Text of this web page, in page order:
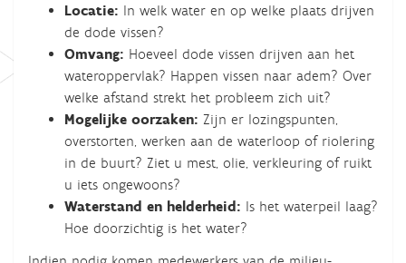
Locatie: In welk water en op welke plaats drijven
de dode vissen?
Omvang: Hoeveel dode vissen drijven aan het
wateroppervlak? Happen vissen naar adem? Over
welke afstand strekt het probleem zich uit?
Mogelijke oorzaken: Zijn er lozingspunten,
overstorten, werken aan de waterloop of riolering
in de buurt? Ziet u mest, olie, verkleuring of ruikt
u iets ongewoons?
Waterstand en helderheid: Is het waterpeil laag?
Hoe doorzichtig is het water?